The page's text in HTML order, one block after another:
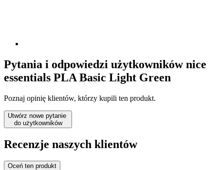
Pytania i odpowiedzi użytkowników nice
essentials PLA Basic Light Green
Poznaj opinię klientów, którzy kupili ten produkt.
Utwórz nowe pytanie
do użytkowników
Recenzje naszych klientów
Oceń ten produkt